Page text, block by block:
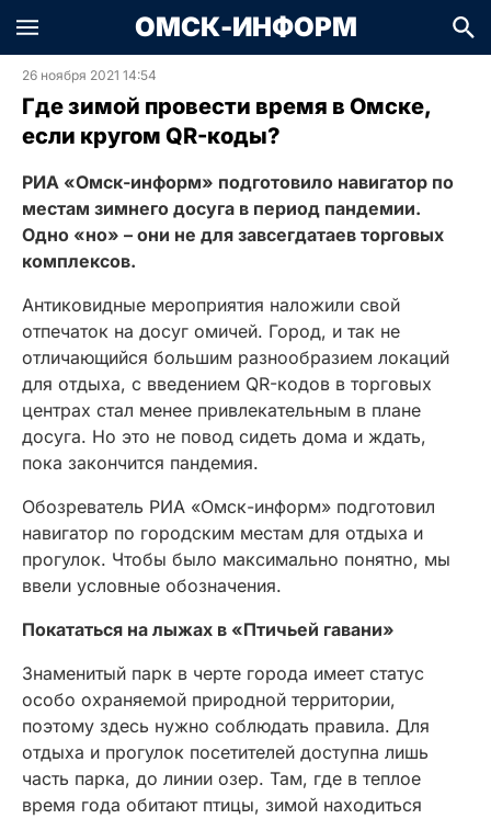
ОМСК-ИНФОРМ
26 ноября 2021 14:54
Где зимой провести время в Омске,
если кругом QR-коды?
РИА «Омск-информ» подготовило навигатор по
местам зимнего досуга в период пандемии.
Одно «но» – они не для завсегдатаев торговых
комплексов.
Антиковидные мероприятия наложили свой
отпечаток на досуг омичей. Город, и так не
отличающийся большим разнообразием локаций
для отдыха, с введением QR-кодов в торговых
центрах стал менее привлекательным в плане
досуга. Но это не повод сидеть дома и ждать,
пока закончится пандемия.
Обозреватель РИА «Омск-информ» подготовил
навигатор по городским местам для отдыха и
прогулок. Чтобы было максимально понятно, мы
ввели условные обозначения.
Покататься на лыжах в «Птичьей гавани»
Знаменитый парк в черте города имеет статус
особо охраняемой природной территории,
поэтому здесь нужно соблюдать правила. Для
отдыха и прогулок посетителей доступна лишь
часть парка, до линии озер. Там, где в теплое
время года обитают птицы, зимой находиться